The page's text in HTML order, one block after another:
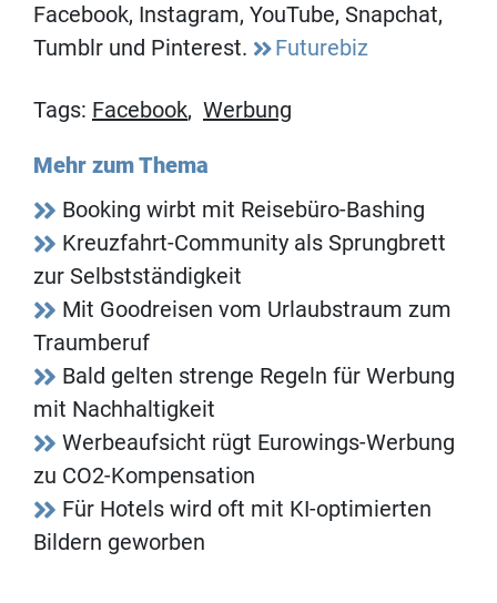
Facebook, Instagram, YouTube, Snapchat,
Tumblr und Pinterest.
Futurebiz
Tags: Facebook, Werbung
Mehr zum Thema
Booking wirbt mit Reisebüro-Bashing
Kreuzfahrt-Community als Sprungbrett
zur Selbstständigkeit
Mit Goodreisen vom Urlaubstraum zum
Traumberuf
Bald gelten strenge Regeln für Werbung
mit Nachhaltigkeit
Werbeaufsicht rügt Eurowings-Werbung
zu CO2-Kompensation
Für Hotels wird oft mit KI-optimierten
Bildern geworben